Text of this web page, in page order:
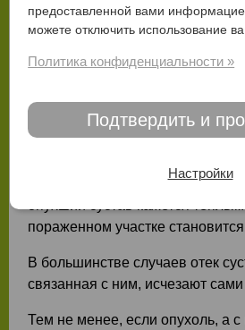
Боли и отеки суставов
02.07.2019
опухание часто указывает на
сустав поврежден или
подвижность. Особенно в
пораженном участке
В большинстве случаев отек
связанная с ним, исчезают
Тем не менее, если опухоль, а с
предоставленной вами
можете отключить использование
Политика конфиденциальности »
Подтвердить и
Настройки